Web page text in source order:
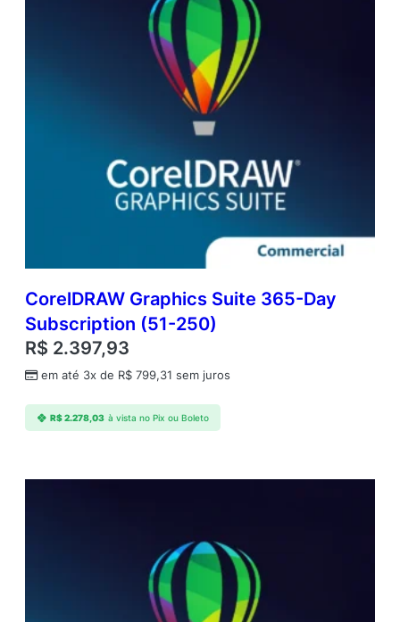
CorelDRAW Graphics Suite 365-Day
Subscription (51-250)
R$ 2.397,93
em até 3x de R$ 799,31 sem juros
R$2.278,03 à vista no Pix ou Boleto